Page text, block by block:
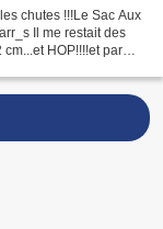
chutes !!!Le Sac Aux
Il me restait des
HOP!!!!et par